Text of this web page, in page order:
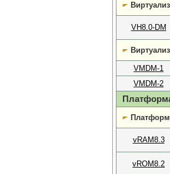
VH8.0-DM
VMDM-1
VMDM-2
vRAM8.3
vROM8.2